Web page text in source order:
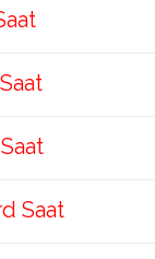
Saat